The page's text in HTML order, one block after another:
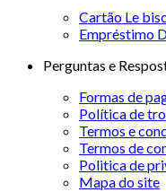
Cartão Le
Empréstimo
Perguntas e
Formas de
Política de
Termos e
Termos de
Politica de
Mapa do site